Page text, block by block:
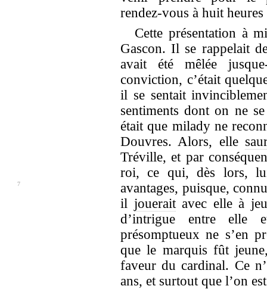
rendez-vous à huit
Cette présentation à
Gascon. Il se rappelait
avait été mêlée
conviction, c’était
il se sentait
sentiments dont on ne
était que milady ne
Douvres. Alors, elle
Tréville, et par
roi, ce qui, dès lors,
avantages, puisque,
7
il joueraitavec elle à jeu
d’intrigue entre elle
présomptueux ne s’en
que le marquis fût
faveur du cardinal. Ce
ans, et surtout que l’on